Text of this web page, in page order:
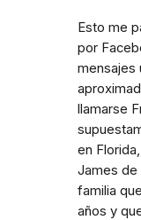
Esto me
por
mensajes
llamarse
en
James de
familia
años y